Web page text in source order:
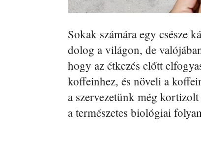
Sokak számára egy csésze
dolog a világon, de
hogy az étkezés előtt
koffeinhez, és növeli a
a szervezetünk még
a természetes biológiai